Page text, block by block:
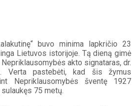
buvo minima lapkričio 23
Lietuvos istorijoje. Tą dieną gimė
akto signataras, dr.
Verta pastebėti, kad šis žymus
Nepriklausomybės šventę 1927
75 metų.